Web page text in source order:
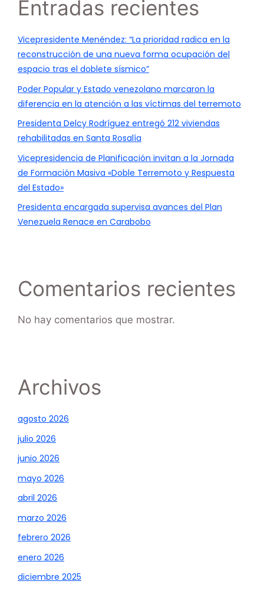
Entradas recientes
Vicepresidente Menéndez: “La prioridad radica en la
reconstrucción de una nueva forma ocupación del
espacio tras el doblete sísmico”
Poder Popular y Estado venezolano marcaron la
diferencia en la atención a las víctimas del terremoto
Presidenta Delcy Rodríguez entregó 212 viviendas
rehabilitadas en Santa Rosalía
Vicepresidencia de Planificación invitan a la Jornada
de Formación Masiva «Doble Terremoto y Respuesta
del Estado»
Presidenta encargada supervisa avances del Plan
Venezuela Renace en Carabobo
Comentarios recientes
No hay comentarios que mostrar.
Archivos
agosto 2026
julio 2026
junio 2026
mayo 2026
abril 2026
marzo 2026
febrero 2026
enero 2026
diciembre 2025